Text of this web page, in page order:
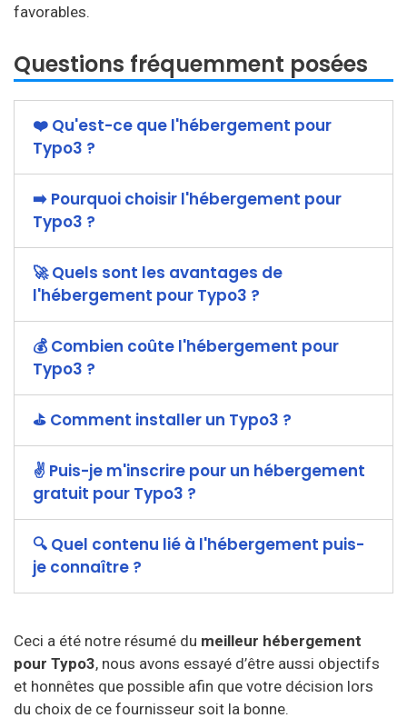
favorables.
Questions fréquemment posées
❤️️ Qu'est-ce que l'hébergement pour
Typo3 ?
➡️ Pourquoi choisir l'hébergement pour
Typo3 ?
🚀 Quels sont les avantages de
l'hébergement pour Typo3 ?
💰 Combien coûte l'hébergement pour
Typo3 ?
️⛳️ Comment installer un Typo3 ?
✌ Puis-je m'inscrire pour un hébergement
gratuit pour Typo3 ?
🔍 Quel contenu lié à l'hébergement puis-
je connaître ?
Ceci a été notre résumé du meilleur hébergement
pour Typo3, nous avons essayé d’être aussi objectifs
et honnêtes que possible afin que votre décision lors
du choix de ce fournisseur soit la bonne.